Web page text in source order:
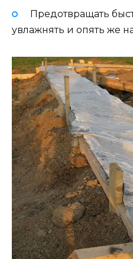
Предотвращать
увлажнять и опять же